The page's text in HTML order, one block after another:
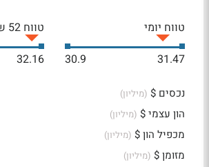
טווח יומי
31.47
30.9
טווח 52 שבועות
32.16
נכסים $ (מיליון)
הון עצמי $ (מיליון)
מכפיל הון $ (מיליון)
מזומן $ (מיליון)